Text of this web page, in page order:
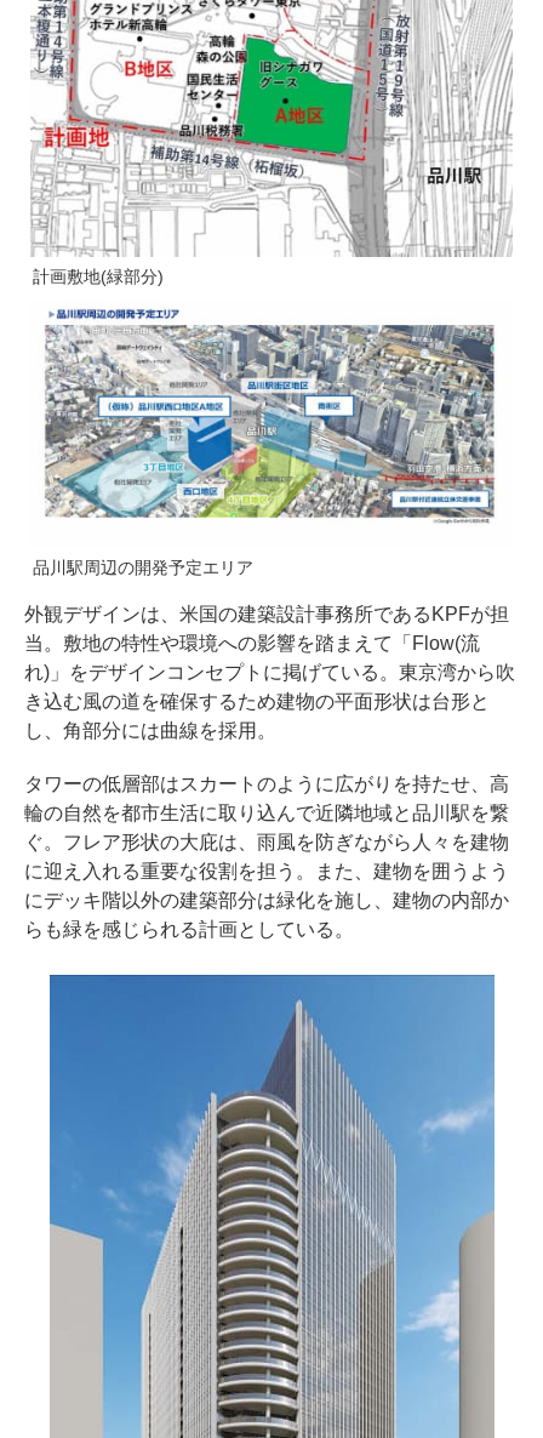
計画敷地(緑部分)
品川駅周辺の開発予定エリア
外観デザインは、米国の建築設計事務所であるKPFが担
当。敷地の特性や環境への影響を踏まえて「Flow(流
れ)」をデザインコンセプトに掲げている。東京湾から吹
き込む風の道を確保するため建物の平面形状は台形と
し、角部分には曲線を採用。
タワーの低層部はスカートのように広がりを持たせ、高
輪の自然を都市生活に取り込んで近隣地域と品川駅を繋
ぐ。フレア形状の大庇は、雨風を防ぎながら人々を建物
に迎え入れる重要な役割を担う。また、建物を囲うよう
にデッキ階以外の建築部分は緑化を施し、建物の内部か
らも緑を感じられる計画としている。